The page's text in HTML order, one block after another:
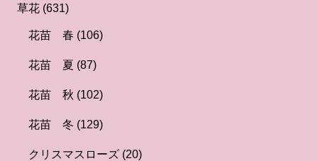
草花 (631)
花苗 春 (106)
花苗 夏 (87)
花苗 秋 (102)
花苗 冬 (129)
クリスマスローズ (20)